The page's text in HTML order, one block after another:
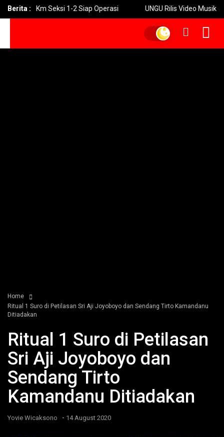
Berita :
24 Km Seksi 1-2 Siap Operasi UNGU Rilis Video Musik
Home
Ritual 1 Suro di Petilasan Sri Aji Joyoboyo dan Sendang Tirto Kamandanu
Ditiadakan
Ritual 1 Suro di Petilasan
Sri Aji Joyoboyo dan
Sendang Tirto
Kamandanu Ditiadakan
Yovie Wicaksono - 14 August 2020